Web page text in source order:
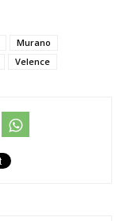
Murano
Velence